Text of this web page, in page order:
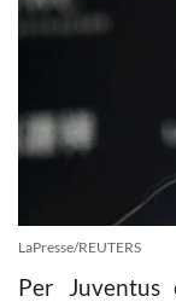
LaPresse/REUTERS
Per